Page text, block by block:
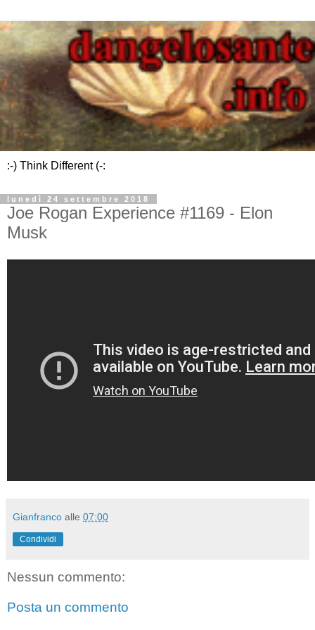
:-) Think Different (-:
lunedì 24 settembre 2018
Joe Rogan Experience #1169 - Elon
Musk
Gianfranco alle 07:00
Condividi
Nessun commento:
Posta un commento